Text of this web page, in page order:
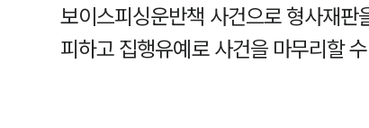
보이스피싱운반책 사건으로 형사재판
피하고 집행유예로 사건을 마무리할